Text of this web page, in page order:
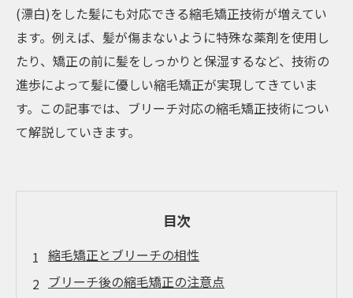
(漂白)をした髪にも対応できる縮毛矯正技術が増えてい
ます。例えば、髪が傷まないように特殊な薬剤を使用し
たり、矯正の前に髪をしっかりと保湿するなど、技術の
進歩によって髪に優しい縮毛矯正が実現してきていま
す。この記事では、ブリーチ対応の縮毛矯正技術につい
て解説していきます。
目次
縮毛矯正とブリーチの相性
ブリーチ後の縮毛矯正の注意点